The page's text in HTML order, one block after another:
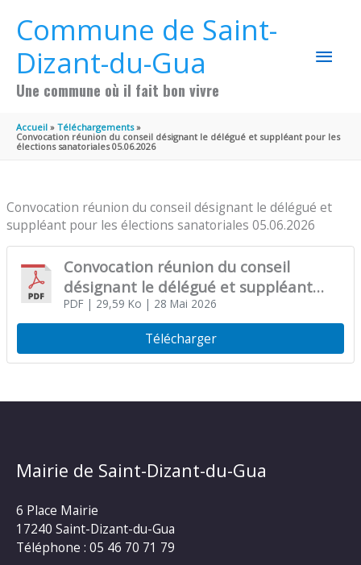
Commune de Saint-
Dizant-du-Gua
Une commune où il fait bon vivre
Accueil
Téléchargements
Convocation réunion du conseil désignant le délégué et suppléant pour les
élections sanatoriales 05.06.2026
Convocation réunion du conseil désignant le délégué et
suppléant pour les élections sanatoriales 05.06.2026
Convocation réunion du conseil
désignant le délégué et suppléant
pour les élections sanatoriales
05.06.2026
PDF| 29,59 Ko | 28 Mai 2026
Télécharger
Mairie de Saint-Dizant-du-Gua
6 Place Mairie
17240 Saint-Dizant-du-Gua
Téléphone : 05 46 70 71 79